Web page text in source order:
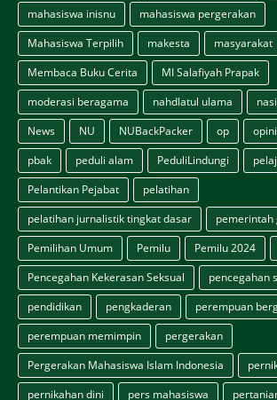
mahasiswa inisnu
mahasiswa pergerakan
Mahasiswa Terpilih
makesta masyarakat
Membaca Buku Cerita
MI Salafiyah Prapak
moderasi beragama
nahdlatul ulama
News
NU NUBackPacker op opini
pbak
peduli alam PeduliLindungi
Pelantikan Pejabat
pelatihan
pelatihan jurnalistik tingkat dasar
pemerintah
Pemilihan Umum
Pemilu Pemilu 2024
Pencegahan Kekerasan Seksual
pencegahan
pendidikan
pengkaderan
perempuan
perempuan memimpin
pergerakan
Pergerakan Mahasiswa Islam Indonesia
pernikahan dini
pers mahasiswa